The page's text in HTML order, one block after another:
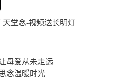
天堂念-视频送长明灯
母爱从未走远
念温暖时光